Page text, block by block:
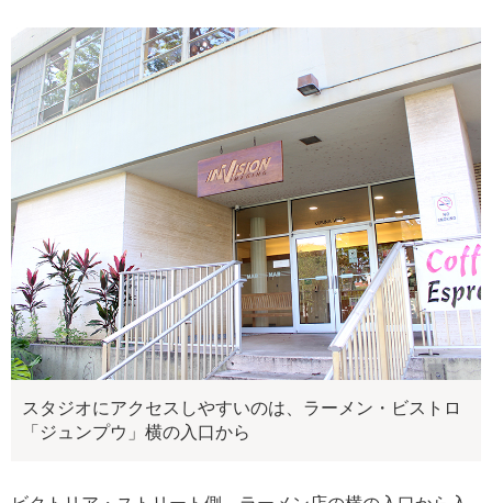
スタジオにアクセスしやすいのは、ラーメン・ビストロ
「ジュンプウ」横の入口から